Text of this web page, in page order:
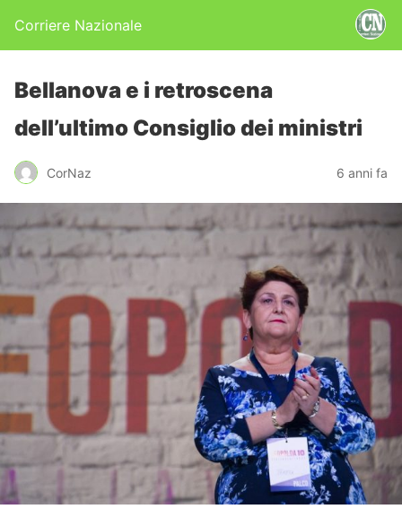
Corriere Nazionale
Bellanova e i retroscena
dell’ultimo Consiglio dei ministri
CorNaz 6 anni fa